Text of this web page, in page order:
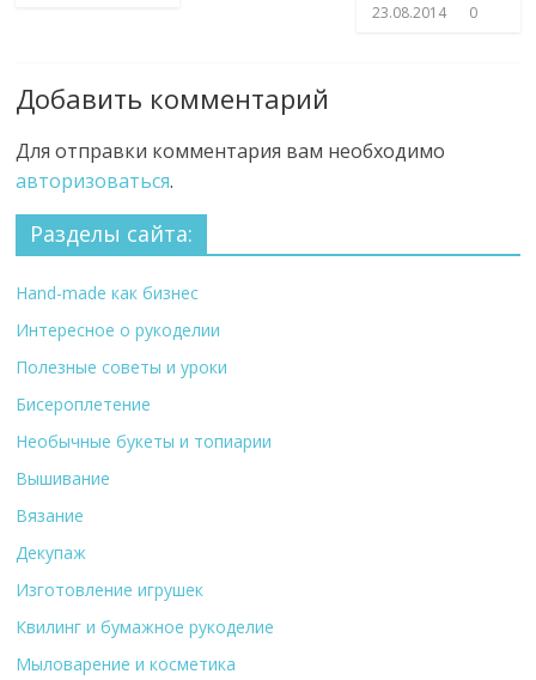
23.08.2014 0
Добавить комментарий
Для отправки комментария вам необходимо
авторизоваться.
Разделы сайта:
Hand-made как бизнес
Интересное о рукоделии
Полезные советы и уроки
Бисероплетение
Необычные букеты и топиарии
Вышивание
Вязание
Декупаж
Изготовление игрушек
Квилинг и бумажное рукоделие
Мыловарение и косметика